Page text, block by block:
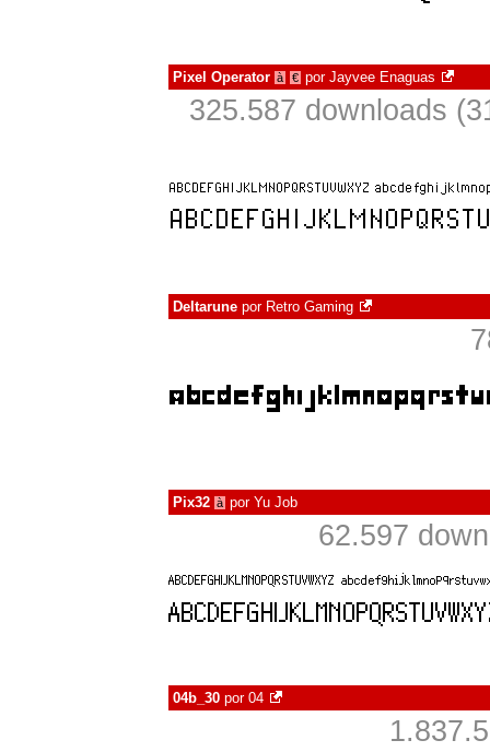
Pixel Operator à € por Jayvee Enaguas
325.587 downloads
Deltarune por Retro Gaming
Pix32 à por Yu Job
62.597
04b_30 por 04